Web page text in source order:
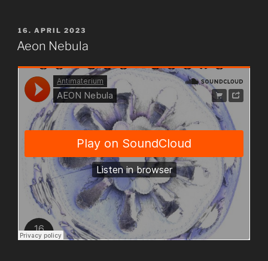
VERÖFFENTLICHT
AM
16. APRIL 2023
Aeon Nebula